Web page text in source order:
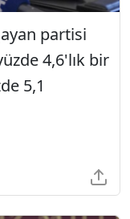
partisi
4,6'lık bir
5,1